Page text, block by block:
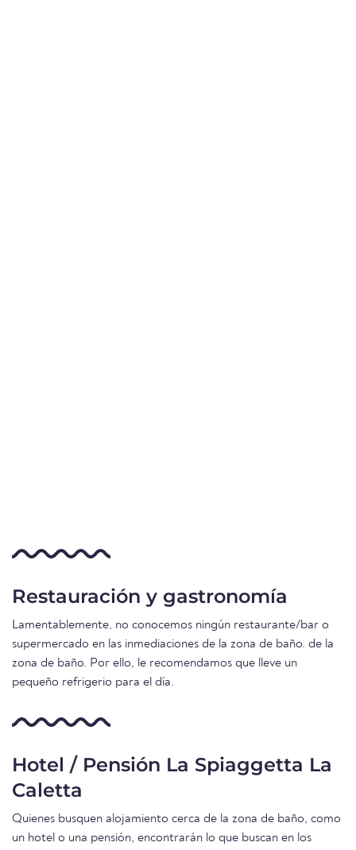
Restauración y gastronomía
Lamentablemente, no conocemos ningún restaurante/bar o
supermercado en las inmediaciones de la zona de baño. de la
zona de baño. Por ello, le recomendamos que lleve un
pequeño refrigerio para el día.
Hotel / Pensión La Spiaggetta La
Caletta
Quienes busquen alojamiento cerca de la zona de baño, como
un hotel o una pensión, encontrarán lo que buscan en los